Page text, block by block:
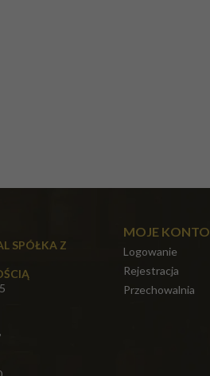
SPÓŁKA Z
MOJE KONTO
Logowanie
Rejestracja
Przechowalnia